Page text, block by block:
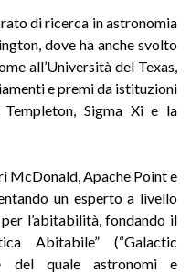
di ricerca in astronomia
dove ha anche svolto
all’Università del Texas,
e premi da istituzioni
Sigma Xi e la
McDonald, Apache Point e
un esperto a livello
l’abitabilità, fondando il
Abitabile” (“Galactic
del quale astronomi e